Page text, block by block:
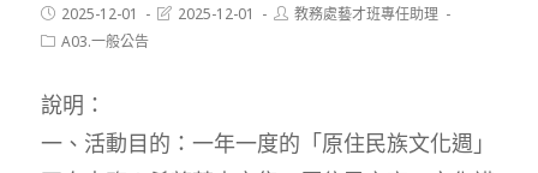
Post
published:
2025-12-01
Post2025-12-01
Post教務處藝才班專任助理
PostA03.一般公告
說明：
一、活動目的：一年一度的「原住民族文化週」